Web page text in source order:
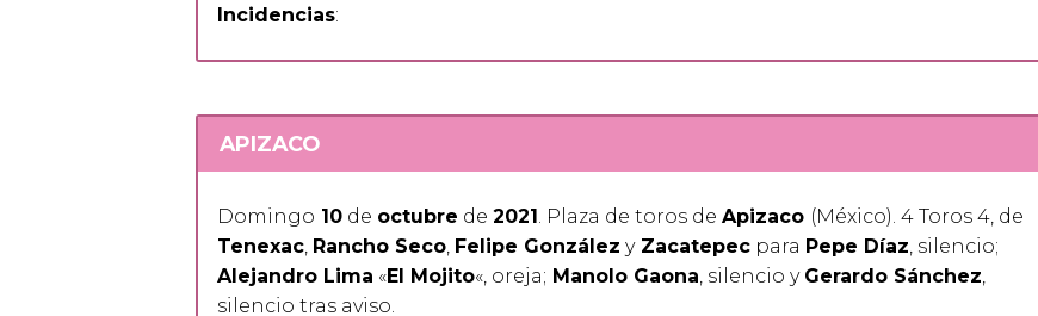
Incidencias:
APIZACO
Domingo 10 de octubre de 2021 . Plaza de toros de Apizaco (México). 4 Toros 4, de
Tenexac, Rancho Seco, Felipe González yZacatepec para Pepe Díaz, silencio;
Alejandro Lima «El Mojito«, oreja; Manolo Gaona, silencio y Gerardo Sánchez,
silencio tras aviso.